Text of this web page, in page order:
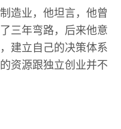
造业，他坦言，他曾
三年弯路，后来他意
建立自己的决策体系
资源跟独立创业并不